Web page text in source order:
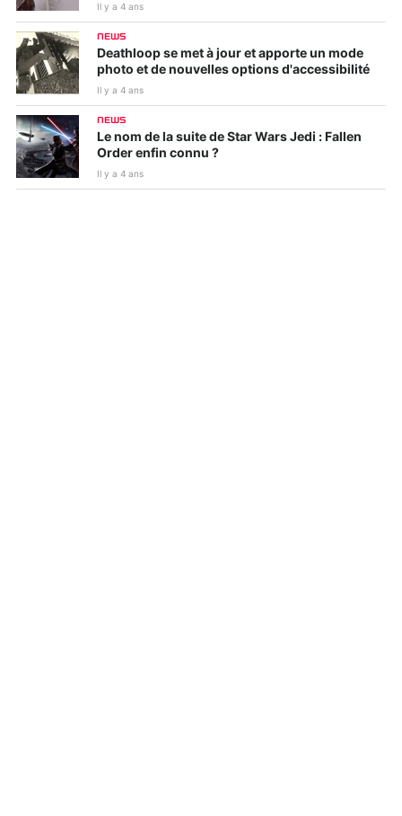
Il y a 4 ans
NEWS
Deathloop se met à jour et apporte un mode
photo et de nouvelles options d'accessibilité
Il y a 4 ans
NEWS
Le nom de la suite de Star Wars Jedi : Fallen
Order enfin connu ?
Il y a 4 ans